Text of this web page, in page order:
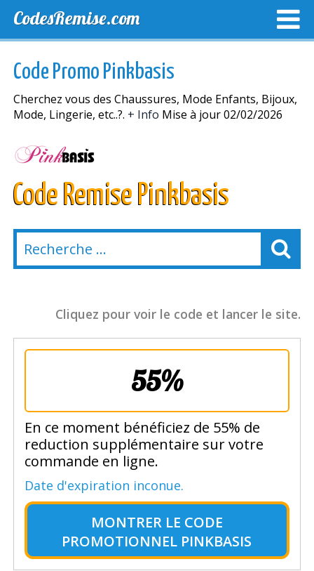
CodesRemise.com
NOUVELLES MAGASINS
Code Promo Pinkbasis
Cherchez vous des Chaussures, Mode Enfants, Bijoux,
Mode, Lingerie, etc..?. + Info Mise à jour 02/02/2026
Code Remise Pinkbasis
Cliquez pour voir le code et lancer le site.
55%
En ce moment bénéficiez de 55% de
reduction supplémentaire sur votre
commande en ligne.
Date d'expiration inconue.
MONTRER LE CODE
PROMOTIONNEL PINKBASIS